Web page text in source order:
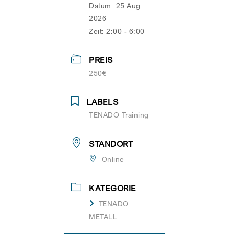
Datum: 25 Aug.
2026
Zeit: 2:00 - 6:00
PREIS
250€
LABELS
TENADO Training
STANDORT
Online
KATEGORIE
TENADO
METALL